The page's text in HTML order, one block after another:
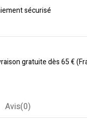
sécurisé
gratuite dès 65 €
Avis(0)